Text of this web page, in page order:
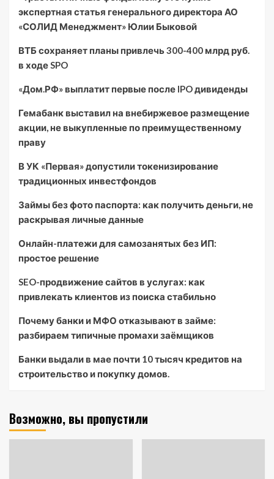
экспертная статья генерального директора АО
«СОЛИД Менеджмент» Юлии Быковой
ВТБ сохраняет планы привлечь 300-400 млрд руб.
в ходе SPO
«Дом.РФ» выплатит первые после IPO дивиденды
Гемабанк выставил на внебиржевое размещение
акции, не выкупленные по преимущественному
праву
В УК «Первая» допустили токенизирование
традиционных инвестфондов
Займы без фото паспорта: как получить деньги, не
раскрывая личные данные
Онлайн-платежи для самозанятых без ИП:
простое решение
SEO-продвижение сайтов в услугах: как
привлекать клиентов из поиска стабильно
Почему банки и МФО отказывают в займе:
разбираем типичные промахи заёмщиков
Банки выдали в мае почти 10 тысяч кредитов на
строительство и покупку домов.
Возможно, вы пропустили